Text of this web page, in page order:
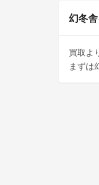
幻冬
買取よ
まずは